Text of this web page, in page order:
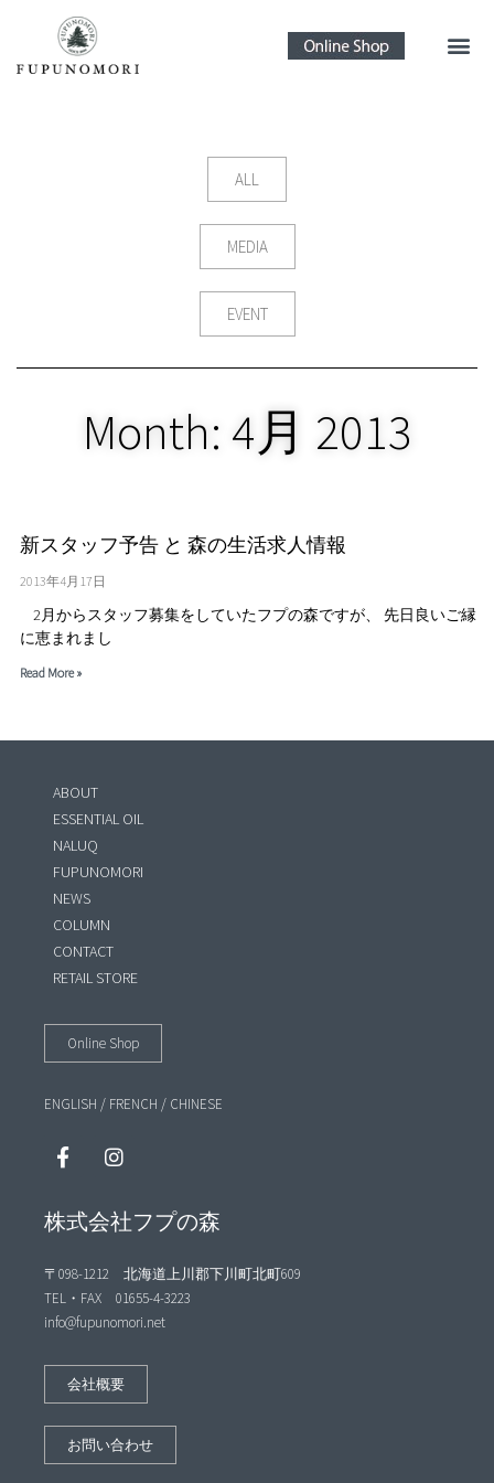
ALL
MEDIA
EVENT
Month: 4月 2013
新スタッフ予告 と 森の生活求人情報
2013年4月17日
2月からスタッフ募集をしていたフプの森ですが、 先日良いご縁
に恵まれまし
Read More »
ABOUT
ESSENTIAL OIL
NALUQ
FUPUNOMORI
NEWS
COLUMN
CONTACT
RETAIL STORE
Online Shop
ENGLISH / FRENCH / CHINESE
株式会社フプの森
〒098-1212 北海道上川郡下川町北町609
TEL・FAX 01655-4-3223
info@fupunomori.net
会社概要
お問い合わせ